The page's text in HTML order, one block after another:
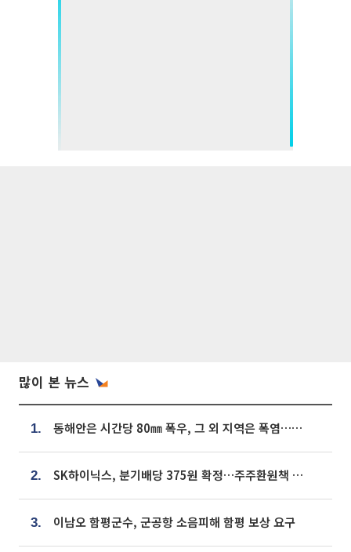
많이 본 뉴스
1. 동해안은 시간당 80㎜ 폭우, 그 외 지역은 폭염…‘극과 극 날씨’
2. SK하이닉스, 분기배당 375원 확정…주주환원책 9월로 앞당겨 발표
3. 이남오 함평군수, 군공항 소음피해 함평 보상 요구